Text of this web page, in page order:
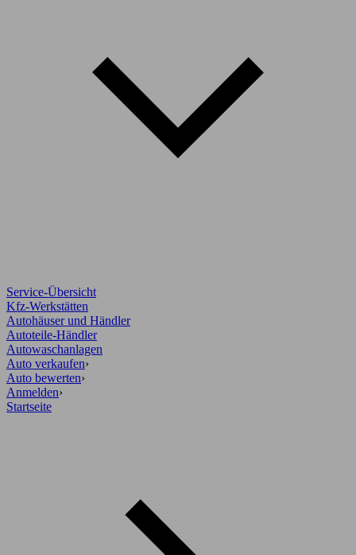
Service-Übersicht
Kfz-Werkstätten
Autohäuser und Händler
Autoteile-Händler
Autowaschanlagen
Auto verkaufen›
Auto bewerten›
Anmelden›
Startseite